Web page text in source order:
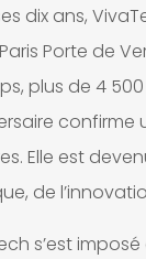
dix ans,
Porte de
plus de 4
confirme
Elle est
de
s’est